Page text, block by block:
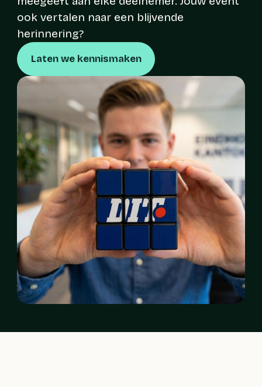
ook vertalen naar een blijvende
herinnering?
Laten we kennismaken